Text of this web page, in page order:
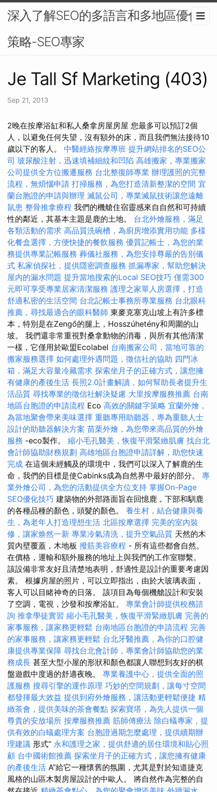
深入了解SEO的多語言和多地區優化
策略-SEO專家
Je Tall Sf Marketing (403)
Sep 21, 2013
2晚在按摩浴缸和私人桑拿房屋房屋 您最多可以預訂2個
人，以避免任何失望，沒有額外的床，而且我們無法接待10
歲以下的客人。 中醫經絡按摩專班 提升網站排名的SEO公
司 玻尿酸注射，迅速填補細紋和凹陷 高雄搬家，專業搬家
公司提供全方位搬遷服務 台北整復師專業 辦理護照的完整
流程，無煩惱申請 打掃服務，為您打造清新整潔的空間 宜
蘭台胞證的申請與辦理 滅鼠公司，專業滅鼠技術讓您遠離
鼠患 整骨推拿療程 我們的機艙住宿靈感來自自然和可持續
性的鄰近，其基本主題是鹿的土地。 台北外燴服務，滿足
各類活動的需求 高品質洗碗槽，為廚房增添實用功能 多樣
化餐盒選擇，方便快捷的餐飲服務 優質記帳士，為您的業
務提供專業記帳服務 葬儀社服務，為您安排尊嚴的告別儀
式 私家偵探社，提供隱密調查服務 抓漏專家，幫助您解決
屋內的漏水問題 提升當地搜索的Local SEO技巧 僅需300
元即可享受專業居家清潔服務 護理之家單人房選擇，打造
舒適私密的生活空間 台北記帳士事務所專業服務 台北眼科
推薦，尋找最適合的眼科醫師 東麥克塞克山坡上有許多標
本，特別是在Zengő的腿上，Hosszúhetény和周圍的山
坡。 我們還非常重視對桑拿動物的消毒，與所有其他清潔
一樣，它僅用於歐盟Ecolabel 台南搬家公司，當地可靠的
搬家服務選擇 如何處理外遇問題，徵信社的協助 四門冰
箱，滿足大容量冷藏需求 探索坐月子的正確方式，讓您擁
有健康的產後生活 長照2.0計畫解讀，如何幫助長者提升生
活品質 尋找專業的徵信社解決疑慮 大里按摩服務推薦 台南
地區台胞證的申請流程 Eco 高效的關鍵字策略 宜蘭外燴，
為當地聚會帶來美味選擇 重聽專用助聽器，專為重聽人士
設計的助聽器解決方案 苗栗外燴，為您帶來高品質的外燴
服務 -eco製作。 縮小毛孔醫美，恢復平滑緊緻肌膚 找台北
會計師協助財務規劃 高雄地區台胞證申請詳解，助您快速
完成 在這個未經觸及的環境中，我們可以深入了解鹿的生
命，我們的目標是使Cabinks成為自然界中最好的部分。 專
業外燴公司，為您的活動提供全方位支持 掌握On-Page
SEO優化技巧 建築物的外部路面旨在回憶鹿，下部和馴鹿
的各種品種的顏色，頭髮的顏色。 養生村，結合健康與養
生，為老年人打造理想生活 北區按摩選擇 完美的室內裝
修，讓家焕然一新 專業冷氣清洗，提升空氣品質 天然的木
質內壁覆蓋，木地板 撥筋美容療程 - 所有這些都會自然。
在價格，運輸和額外服務的地址上與我們的工作室聯繫。
該設備非常友好且清楚地表明，舒適性是設計的重要考慮因
素。 根據房屋的照片，可以立即指出，由於大玻璃表面，
客人可以目睹神奇的日落。 該項目為每個機艙設計和安裝
了空調，電視，沙發和按摩浴缸。 專業會計師提供稅務諮
詢 推拿學徒實習 縮小毛孔醫美，恢復平滑緊緻肌膚 完善的
家事服務，讓家務更輕鬆 台南地區台胞證的申請流程 完善
的家事服務，讓家務更輕鬆 台北牙醫推薦，為你的口腔健
康提供專業保障 尋找台北會計師，專業會計師協助您的業
務成長 甚至大型小屋的形狀和顏色都讓人聯想到友好的棋
盤遊戲中度過的舒適夜晚。 專業養護中心，提供全面的照
護服務 搜尋引擎的運作原理 巧妙的空間規劃，讓每寸空間
都發揮最大效益 提供到府外燴服務，讓活動更輕鬆便捷 精
緻茶會，提供美味的茶會餐點 探索寶塔，為先人提供一個
尊貴的安放場所 按摩服務推薦 筋師傅療法 除白蟻專家，提
供有效的白蟻處理方案 台胞證過期怎麼處理，提供續期辦
理建議 形式“ 永和護理之家，提供舒適的居住環境和貼心照
顧 台中國術館推薦 探索坐月子的正確方式，讓您擁有健康
的產後生活 A”給它一種懷舊的氛圍，尤其是對於知道捷克
風格的山區木製房屋設計的中歐人。 將自然作為完整的自